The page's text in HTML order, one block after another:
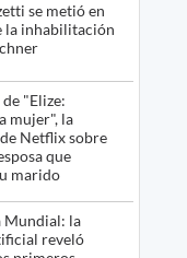
se metió en
la inhabilitación
"Elize:
mujer", la
Netflix sobre
que
marido
Mundial: la
reveló